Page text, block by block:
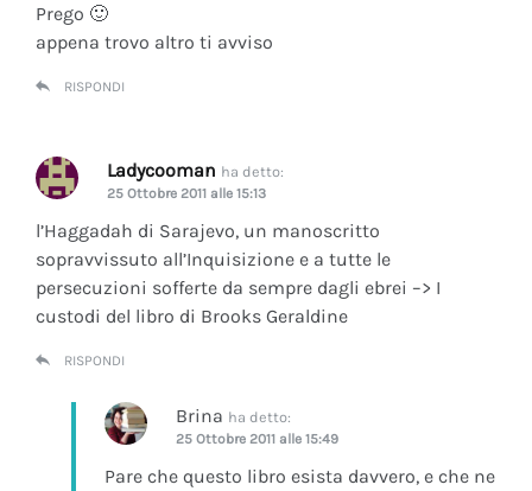
Prego 🙂
appena trovo altro ti avviso
RISPONDI
Ladycooman ha detto:
25 Ottobre 2011 alle 15:13
l’Haggadah di Sarajevo, un manoscritto
sopravvissuto all’Inquisizione e a tutte le
persecuzioni sofferte da sempre dagli ebrei –> I
custodi del libro di Brooks Geraldine
RISPONDI
Brina ha detto:
25 Ottobre 2011 alle 15:49
Pare che questo libro esista davvero, e che ne